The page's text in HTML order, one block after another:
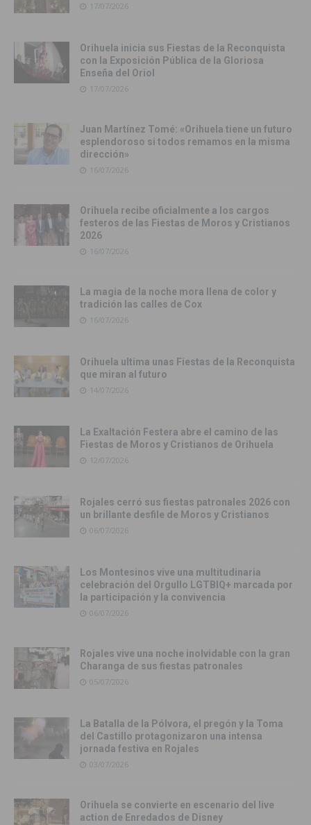
17/07/2026
Orihuela inicia sus Fiestas de la Reconquista
con la Exposición Pública de la Gloriosa
Enseña del Oriol
17/07/2026
Juan Martínez Tomé: «Orihuela tiene un futuro
esplendoroso si todos remamos en la misma
dirección»
16/07/2026
Orihuela recibe oficialmente a los cargos
festeros de las Fiestas de Moros y Cristianos
2026
16/07/2026
La magia de la noche mora llena de color y
tradición las calles de Cox
16/07/2026
Orihuela ultima unas Fiestas de la Reconquista
que miran al futuro
14/07/2026
La Exaltación Festera abre el camino de las
Fiestas de Moros y Cristianos de Orihuela
12/07/2026
Rojales cerró sus fiestas patronales 2026 con
un brillante desfile de Moros y Cristianos
06/07/2026
Los Montesinos vive una multitudinaria
celebración del Orgullo LGTBIQ+ marcada por
la participación y la convivencia
06/07/2026
Rojales vive una noche inolvidable con la gran
Charanga de sus fiestas patronales
05/07/2026
La Batalla de la Pólvora, el pregón y la Toma
del Castillo protagonizaron una intensa
jornada festiva en Rojales
03/07/2026
Orihuela se convierte en escenario del live
action de Enredados de Disney